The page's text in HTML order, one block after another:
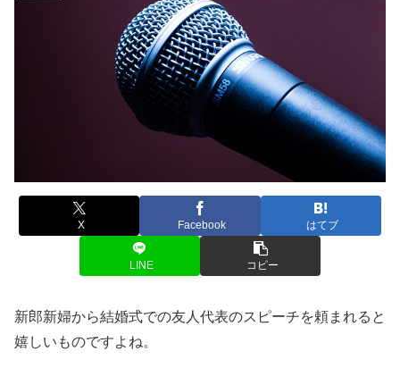
X Facebook はてブ
LINE コピー
新郎新婦から結婚式での友人代表のスピーチを頼まれると
嬉しいものですよね。